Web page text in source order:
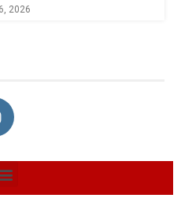
2026